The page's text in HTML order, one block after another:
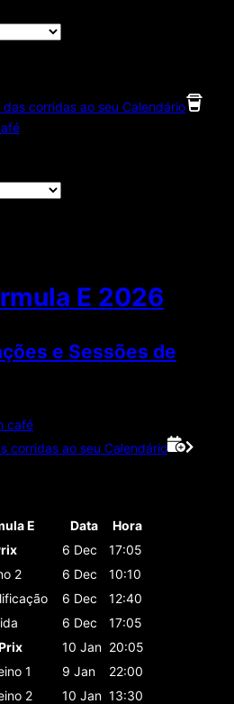
corridas ao seu Calendário
E 2026
e Sessões de
café
corridas ao seu Calendário
E Data
Hora
6 Dec
17:05
2 6 Dec
10:10
6 Dec
12:40
6 Dec
17:05
10 Jan 20:05
1 9 Jan
22:00
2 10 Jan 13:30